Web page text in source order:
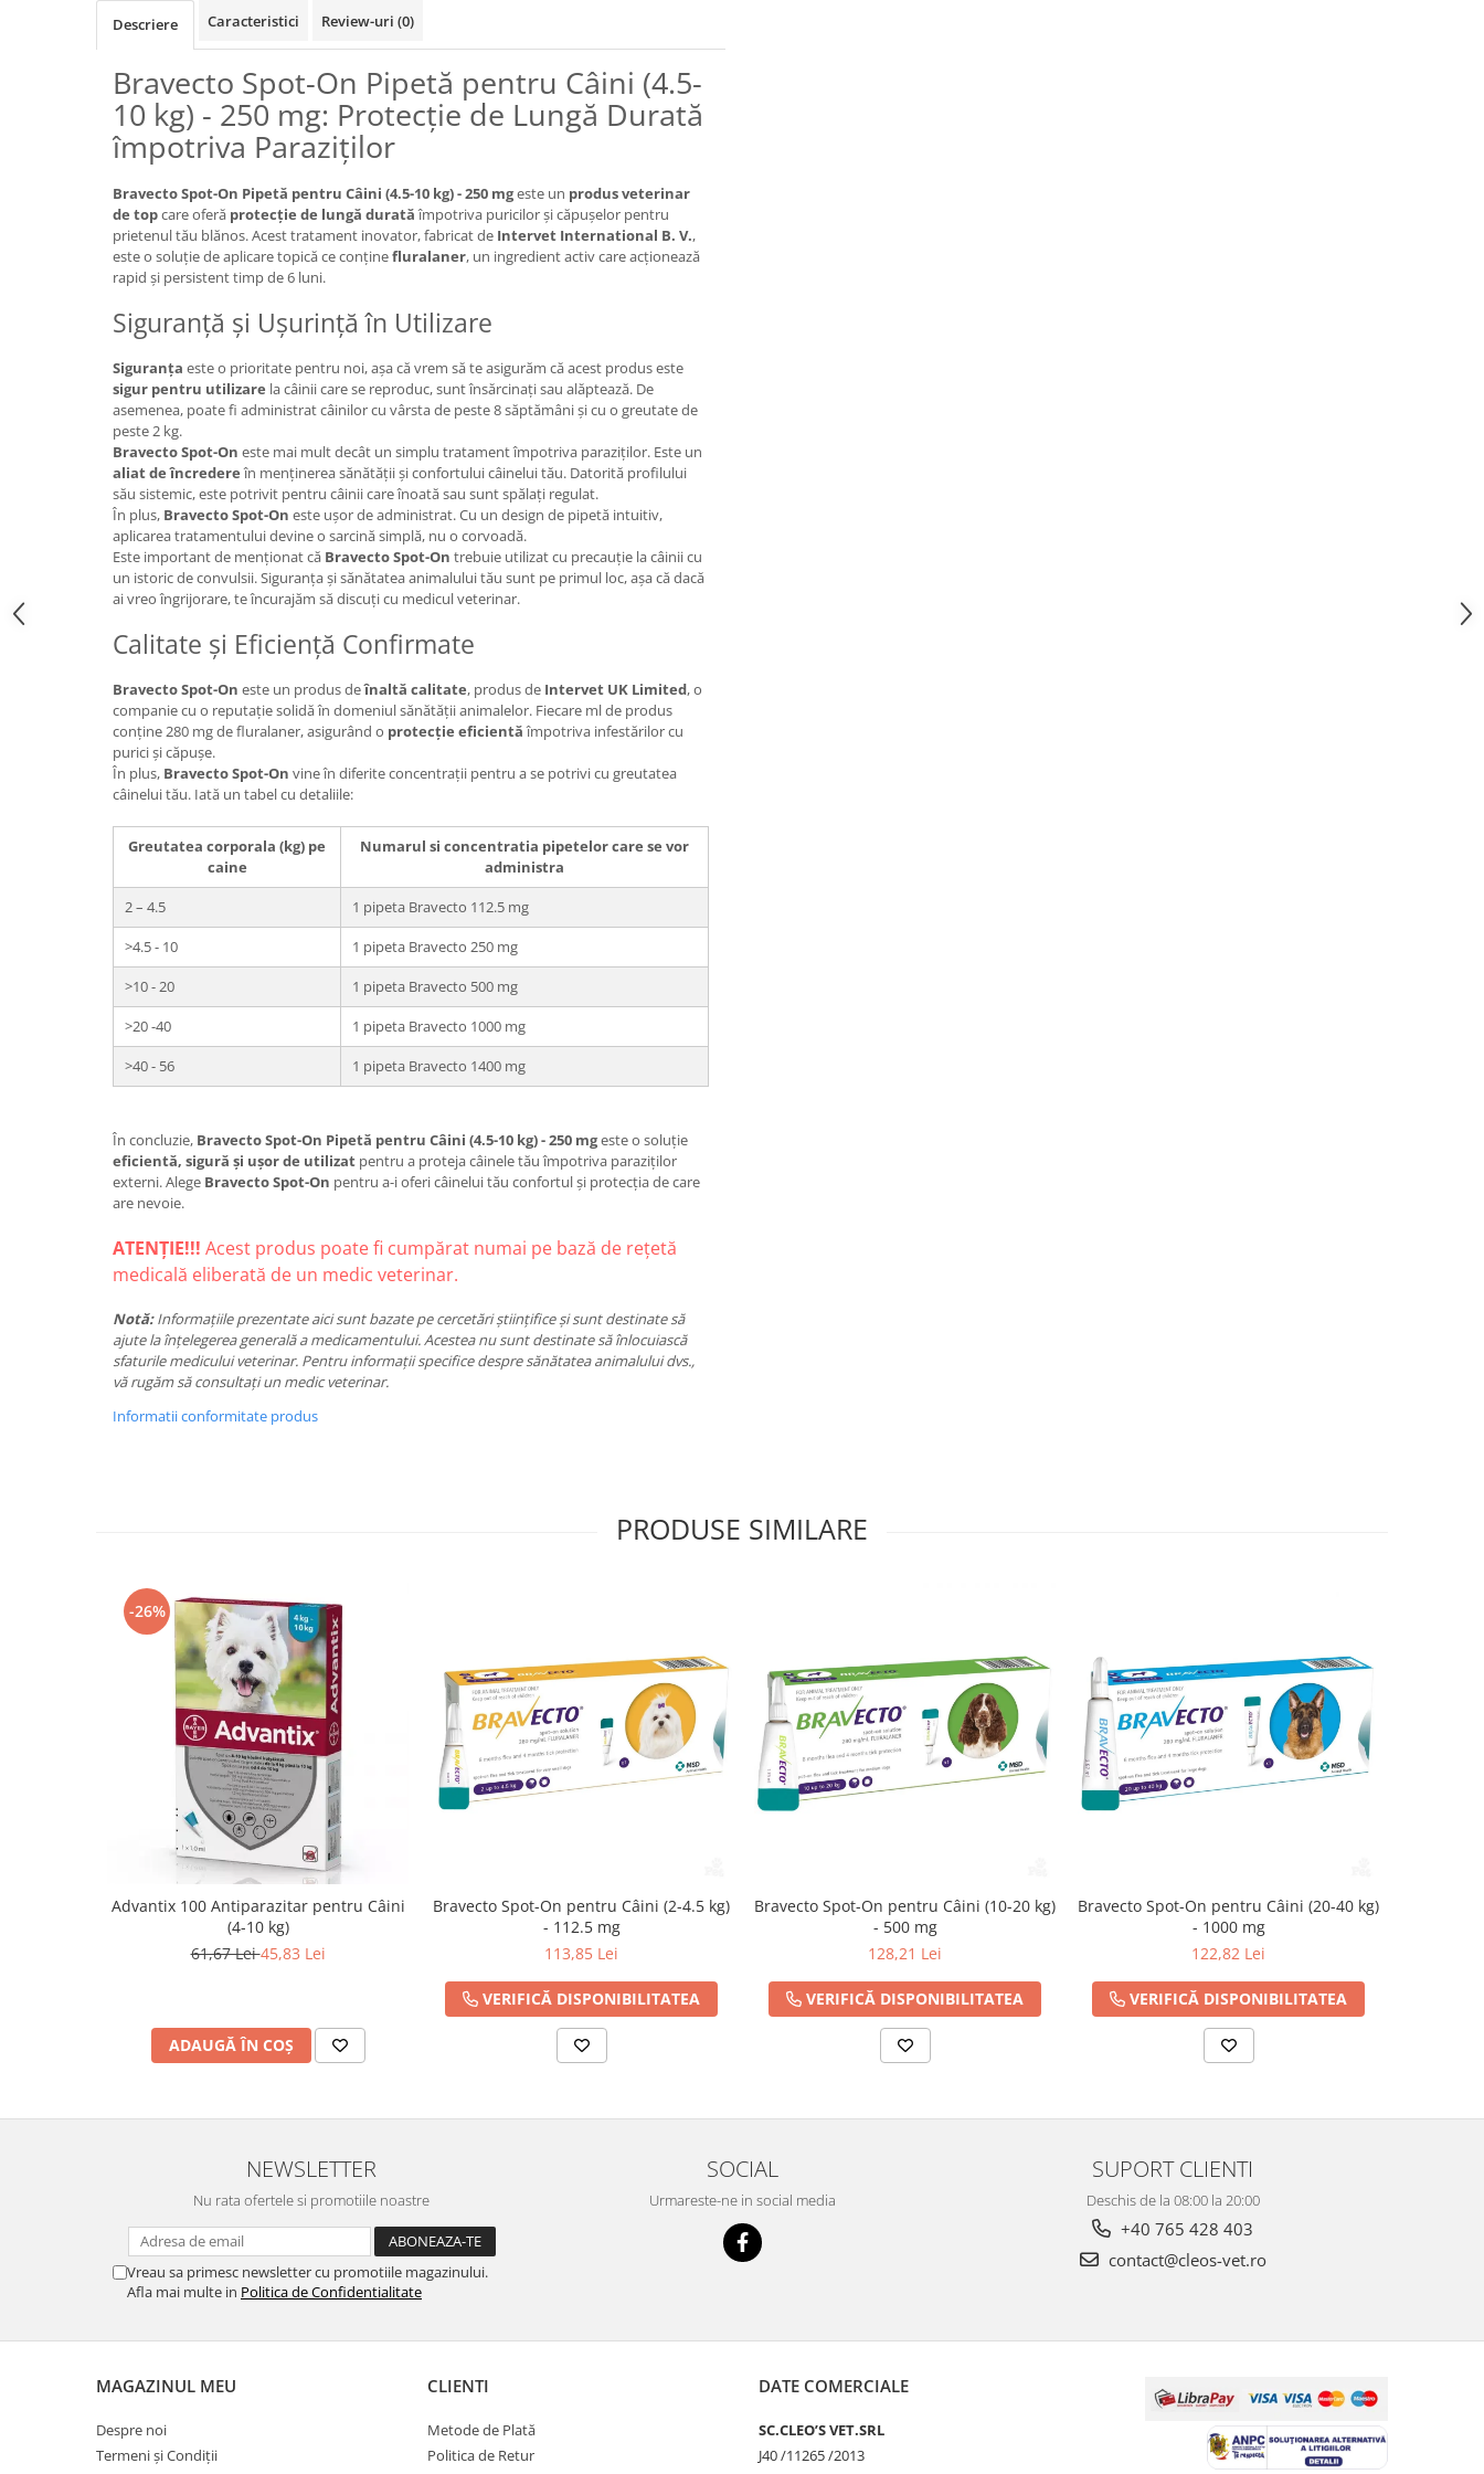
Descriere Caracteristici Review-uri (0)
Bravecto Spot-On Pipetă pentru Câini (4.5-
10 kg) - 250 mg: Protecție de Lungă Durată
împotriva Paraziților
Bravecto Spot-On Pipetă pentru Câini (4.5-10 kg) - 250 mgeste un produs veterinar
de topcare oferă protecție de lungă duratăîmpotriva puricilor și căpușelor pentru
prietenul tău blănos. Acest tratament inovator, fabricat de Intervet International B. V.,
este o soluție de aplicare topică ce conținefluralaner, un ingredient activ care acționează
rapid și persistent timp de 6 luni.
Siguranță și Ușurință în Utilizare
Siguranța este o prioritate pentru noi, așa că vrem să te asigurăm că acest produs este
sigur pentru utilizare la câinii care se reproduc, sunt însărcinați sau alăptează. De
asemenea, poate fi administrat câinilor cu vârsta de peste 8 săptămâni și cu o greutate de
peste 2 kg.
Bravecto Spot-On este mai mult decât un simplu tratament împotriva paraziților. Este un
aliat de încredereîn menținerea sănătății și confortului câinelui tău. Datorită profilului
său sistemic, este potrivit pentru câinii care înoată sau sunt spălați regulat.
În plus, Bravecto Spot-On este ușor de administrat. Cu un design de pipetă intuitiv,
aplicarea tratamentului devine o sarcină simplă, nu o corvoadă.
Este important de menționat că Bravecto Spot-On trebuie utilizat cu precauție la câinii cu
un istoric de convulsii. Siguranța și sănătatea animalului tău sunt pe primul loc, așa că dacă
ai vreo îngrijorare, te încurajăm să discuți cu medicul veterinar.
Calitate și Eficiență Confirmate
Bravecto Spot-On este un produs deînaltă calitate, produs de Intervet UK Limited, o
companie cu o reputație solidă în domeniul sănătății animalelor. Fiecare ml de produs
conține 280 mg de fluralaner, asigurând o protecție eficientăîmpotriva infestărilor cu
purici și căpușe.
În plus, Bravecto Spot-On vine în diferite concentrații pentru a se potrivi cu greutatea
câinelui tău. Iată un tabel cu detaliile:
Greutatea corporala (kg) pe
caine
Numarul si concentratia pipetelor care se vor
administra
2 – 4.5
1 pipeta Bravecto 112.5 mg
>4.5 - 10
1 pipeta Bravecto 250 mg
>10 - 20
1 pipeta Bravecto 500 mg
>20 -40
1 pipeta Bravecto 1000 mg
>40 - 56
1 pipeta Bravecto 1400 mg
În concluzie, Bravecto Spot-On Pipetă pentru Câini (4.5-10 kg) - 250 mgeste o soluție
eficientă, sigură și ușor de utilizat pentru a proteja câinele tău împotriva paraziților
externi. Alege Bravecto Spot-On pentru a-i oferi câinelui tău confortul și protecția de care
are nevoie.
ATENȚIE!!! Acest produs poate fi cumpărat numai pe bază de rețetă
medicală eliberată de un medic veterinar.
Notă:Informațiile prezentate aici sunt bazate pe cercetări științifice și sunt destinate să
ajute la înțelegerea generală a medicamentului. Acestea nu sunt destinate să înlocuiască
sfaturile medicului veterinar. Pentru informații specifice despre sănătatea animalului dvs.,
vă rugăm să consultați un medic veterinar.
Informatii conformitate produs
PRODUSE SIMILARE
-26%
Advantix 100 Antiparazitar pentru Câini
(4-10 kg)
61,67 Lei45,83 Lei
ADAUGĂ ÎN COȘ
Bravecto Spot-On pentru Câini (2-4.5 kg)
- 112.5 mg
113,85 Lei
VERIFICĂ DISPONIBILITATEA
Bravecto Spot-On pentru Câini (10-20 kg)
- 500 mg
128,21 Lei
VERIFICĂ DISPONIBILITATEA
Bravecto Spot-On pentru Câini (20-40 kg)
- 1000 mg
122,82 Lei
VERIFICĂ DISPONIBILITATEA
NEWSLETTER
Nu rata ofertele si promotiile noastre
Vreau sa primesc newsletter cu promotiile magazinului.
Afla mai multe in Politica de Confidentialitate
SOCIAL
Urmareste-ne in social media
SUPORT CLIENTI
Deschis de la 08:00 la 20:00
+40 765 428 403
contact@cleos-vet.ro
MAGAZINUL MEU
Despre noi
Termeni și Condiții
CLIENTI
Metode de Plată
Politica de Retur
DATE COMERCIALE
SC.CLEO’S VET.SRL
J40 /11265 /2013